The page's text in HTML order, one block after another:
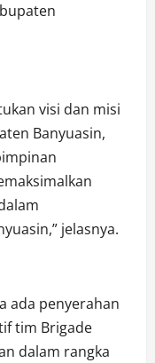
visi dan misi
Banyuasin,
jelasnya.
ada penyerahan
tim Brigade
dalam rangka